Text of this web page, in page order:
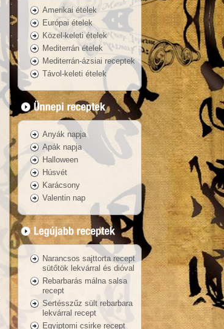
Amerikai ételek
Európai ételek
Közel-keleti ételek
Mediterrán ételek
Mediterrán-ázsiai receptek
Távol-keleti ételek
Anyák napja
Apák napja
Halloween
Húsvét
Karácsony
Valentin nap
Narancsos sajttorta recept
sütőtök lekvárral és dióval
Rebarbarás málna salsa
recept
Sertésszűz sült rebarbara
lekvárral recept
Egyiptomi csirke recept